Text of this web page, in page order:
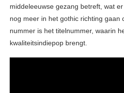
middeleeuwse gezang betreft, wat
nog meer in het gothic richting gaan
nummer is het titelnummer, waarin
kwaliteitsindiepop brengt.